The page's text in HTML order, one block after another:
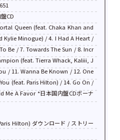
CD
Queen (feat. Chaka Khan and
Kylie Minogue) / 4. I Had A Heart /
Be / 7. Towards The Sun / 8. Incr
(feat. Tierra Whack, Kaliii, J
/ 11. Wanna Be Known / 12. One
(feat. Paris Hilton) / 14. Go On /
Me A Favor *日本国内盤CDボーナ
Hilton) ダウンロード / ストリー